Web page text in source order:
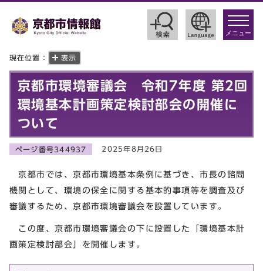
toggle
メニュー
現在位置： 表示
京都市環境審議会 令和7年度 第2回
環境基本計画策定検討部会の開催に
ついて
ページ番号344937 2025年8月26日
京都市では、京都市環境基本条例に基づき、市長の諮問
機関として、環境の保全に関する基本的事項等を調査及び
審議するため、京都市環境審議会を設置しています。
この度、京都市環境審議会の下に設置した「環境基本計
画策定検討部会」を開催します。